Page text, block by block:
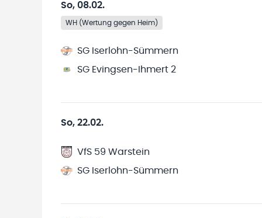
So, 08.02.
WH (Wertung gegen Heim)
SG Iserlohn-Sümmern
SG Evingsen-Ihmert 2
So, 22.02.
VfS 59 Warstein
SG Iserlohn-Sümmern